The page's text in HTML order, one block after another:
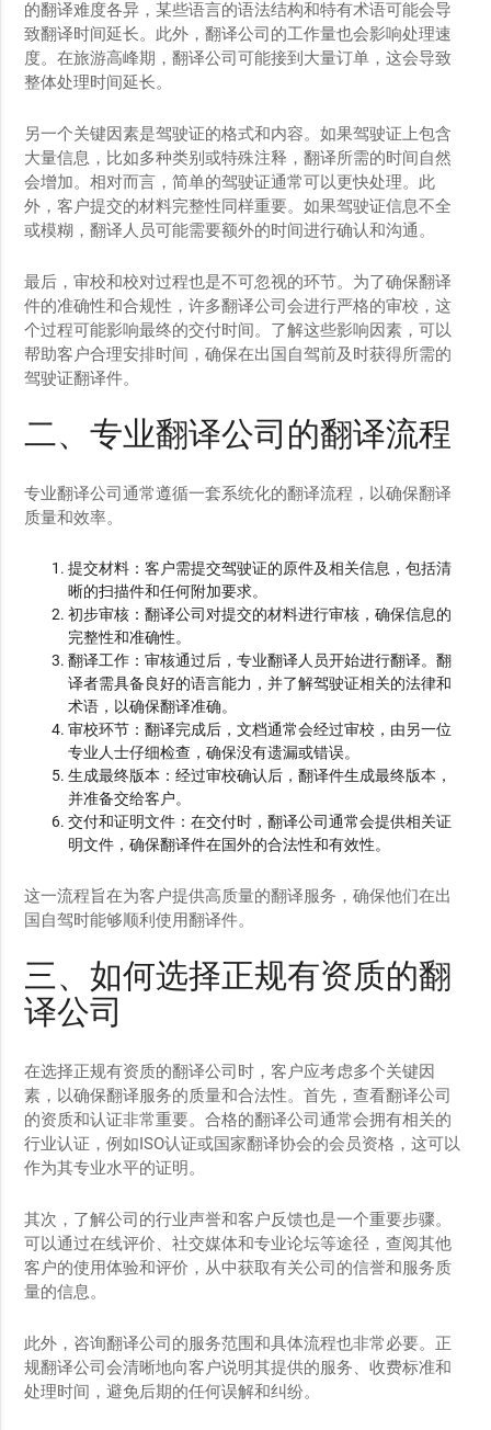
的翻译难度各异，某些语言的语法结构和特有术语可能会导
致翻译时间延长。此外，翻译公司的工作量也会影响处理速
度。在旅游高峰期，翻译公司可能接到大量订单，这会导致
整体处理时间延长。
另一个关键因素是驾驶证的格式和内容。如果驾驶证上包含
大量信息，比如多种类别或特殊注释，翻译所需的时间自然
会增加。相对而言，简单的驾驶证通常可以更快处理。此
外，客户提交的材料完整性同样重要。如果驾驶证信息不全
或模糊，翻译人员可能需要额外的时间进行确认和沟通。
最后，审校和校对过程也是不可忽视的环节。为了确保翻译
件的准确性和合规性，许多翻译公司会进行严格的审校，这
个过程可能影响最终的交付时间。了解这些影响因素，可以
帮助客户合理安排时间，确保在出国自驾前及时获得所需的
驾驶证翻译件。
二、专业翻译公司的翻译流程
专业翻译公司通常遵循一套系统化的翻译流程，以确保翻译
质量和效率。
提交材料：客户需提交驾驶证的原件及相关信息，包括清
晰的扫描件和任何附加要求。
初步审核：翻译公司对提交的材料进行审核，确保信息的
完整性和准确性。
翻译工作：审核通过后，专业翻译人员开始进行翻译。翻
译者需具备良好的语言能力，并了解驾驶证相关的法律和
术语，以确保翻译准确。
审校环节：翻译完成后，文档通常会经过审校，由另一位
专业人士仔细检查，确保没有遗漏或错误。
生成最终版本：经过审校确认后，翻译件生成最终版本，
并准备交给客户。
交付和证明文件：在交付时，翻译公司通常会提供相关证
明文件，确保翻译件在国外的合法性和有效性。
这一流程旨在为客户提供高质量的翻译服务，确保他们在出
国自驾时能够顺利使用翻译件。
三、如何选择正规有资质的翻
译公司
在选择正规有资质的翻译公司时，客户应考虑多个关键因
素，以确保翻译服务的质量和合法性。首先，查看翻译公司
的资质和认证非常重要。合格的翻译公司通常会拥有相关的
行业认证，例如ISO认证或国家翻译协会的会员资格，这可以
作为其专业水平的证明。
其次，了解公司的行业声誉和客户反馈也是一个重要步骤。
可以通过在线评价、社交媒体和专业论坛等途径，查阅其他
客户的使用体验和评价，从中获取有关公司的信誉和服务质
量的信息。
此外，咨询翻译公司的服务范围和具体流程也非常必要。正
规翻译公司会清晰地向客户说明其提供的服务、收费标准和
处理时间，避免后期的任何误解和纠纷。